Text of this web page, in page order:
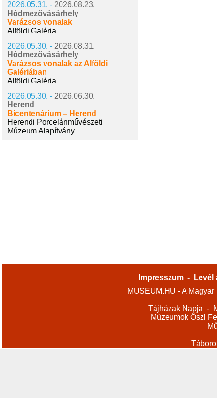
2026.05.31. - 2026.08.23.
Hódmezővásárhely
Varázsos vonalak
Alföldi Galéria
2026.05.30. - 2026.08.31.
Hódmezővásárhely
Varázsos vonalak az Alföldi
Galériában
Alföldi Galéria
2026.05.30. - 2026.06.30.
Herend
Bicentenárium – Herend
Herendi Porcelánművészeti
Múzeum Alapítvány
Impresszum -
Levél
MUSEUM.HU - A
Tájházak Napja -
Múzeumok Őszi